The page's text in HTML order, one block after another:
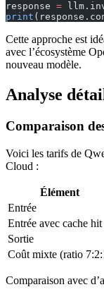
response =
print
Cette approche est
avec l’écosystème
nouveau modèle.
Analyse
Comparaison
Voici les tarifs de
Cloud :
Élément
Entrée
Entrée avec cache hit
Sortie
Coût mixte (ratio
Comparaison avec